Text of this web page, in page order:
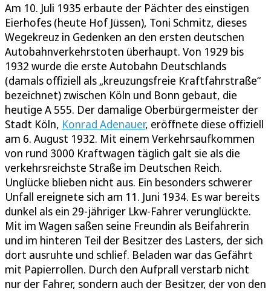
Am 10. Juli 1935 erbaute der Pächter des einstigen
Eierhofes (heute Hof Jüssen), Toni Schmitz, dieses
Wegekreuz in Gedenken an den ersten deutschen
Autobahnverkehrstoten überhaupt. Von 1929 bis
1932 wurde die erste Autobahn Deutschlands
(damals offiziell als „kreuzungsfreie Kraftfahrstraße“
bezeichnet) zwischen Köln und Bonn gebaut, die
heutige A 555. Der damalige Oberbürgermeister der
Stadt Köln, Konrad Adenauer, eröffnete diese offiziell
am 6. August 1932. Mit einem Verkehrsaufkommen
von rund 3000 Kraftwagen täglich galt sie als die
verkehrsreichste Straße im Deutschen Reich.
Unglücke blieben nicht aus. Ein besonders schwerer
Unfall ereignete sich am 11. Juni 1934. Es war bereits
dunkel als ein 29-jähriger Lkw-Fahrer verunglückte.
Mit im Wagen saßen seine Freundin als Beifahrerin
und im hinteren Teil der Besitzer des Lasters, der sich
dort ausruhte und schlief. Beladen war das Gefährt
mit Papierrollen. Durch den Aufprall verstarb nicht
nur der Fahrer, sondern auch der Besitzer, der von den